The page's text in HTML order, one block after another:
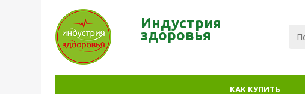
Индустрия
здоровья
КАК КУПИТЬ